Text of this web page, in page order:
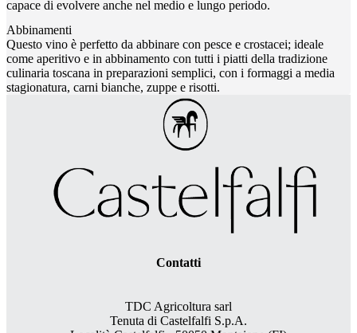
capace di evolvere anche nel medio e lungo periodo.
Abbinamenti
Questo vino è perfetto da abbinare con pesce e crostacei; ideale
come aperitivo e in abbinamento con tutti i piatti della tradizione
culinaria toscana in preparazioni semplici, con i formaggi a media
stagionatura, carni bianche, zuppe e risotti.
Contatti
TDC Agricoltura sarl
Tenuta di Castelfalfi S.p.A.